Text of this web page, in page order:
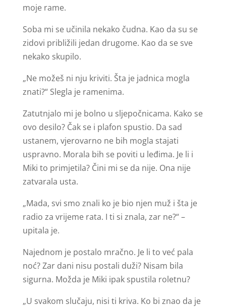
moje rame.
Soba mi se učinila nekako čudna. Kao da su se
zidovi približili jedan drugome. Kao da se sve
nekako skupilo.
„Ne možeš ni nju kriviti. Šta je jadnica mogla
znati?“ Slegla je ramenima.
Zatutnjalo mi je bolno u sljepočnicama. Kako se
ovo desilo? Čak se i plafon spustio. Da sad
ustanem, vjerovarno ne bih mogla stajati
uspravno. Morala bih se poviti u leđima. Je li i
Miki to primjetila? Čini mi se da nije. Ona nije
zatvarala usta.
„Mada, svi smo znali ko je bio njen muž i šta je
radio za vrijeme rata. I ti si znala, zar ne?“ –
upitala je.
Najednom je postalo mračno. Je li to već pala
noć? Zar dani nisu postali duži? Nisam bila
sigurna. Možda je Miki ipak spustila roletnu?
„U svakom slučaju, nisi ti kriva. Ko bi znao da je